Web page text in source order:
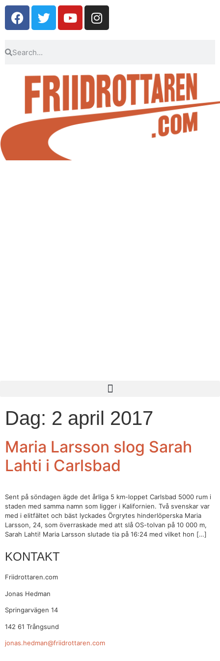
Dag: 2 april 2017
Maria Larsson slog Sarah
Lahti i Carlsbad
Sent på söndagen ägde det årliga 5 km-loppet Carlsbad 5000 rum i
staden med samma namn som ligger i Kalifornien. Två svenskar var
med i elitfältet och bäst lyckades Örgrytes hinderlöperska Maria
Larsson, 24, som överraskade med att slå OS-tolvan på 10 000 m,
Sarah Lahti! Maria Larsson slutade tia på 16:24 med vilket hon […]
KONTAKT
Friidrottaren.com
Jonas Hedman
Springarvägen 14
142 61 Trångsund
jonas.hedman@friidrottaren.com